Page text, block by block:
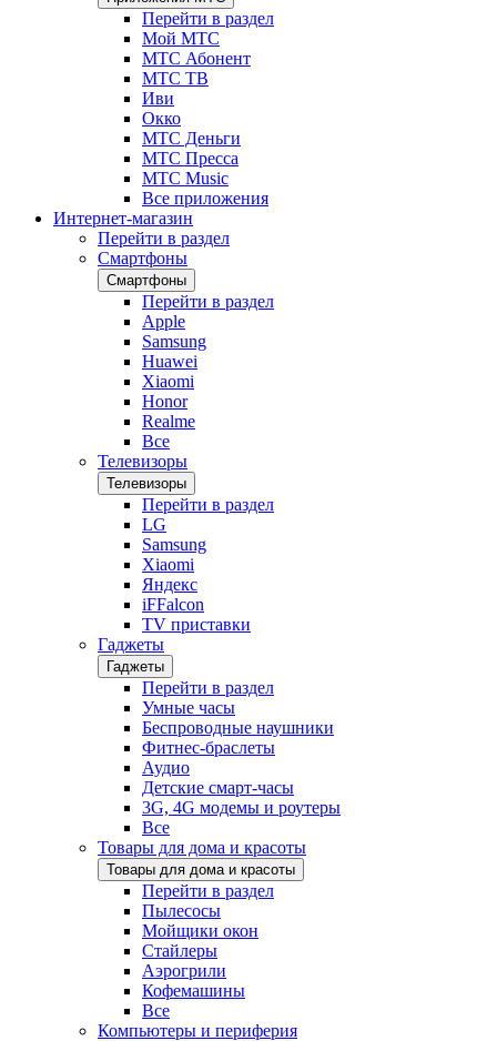
Перейти в раздел
Мой МТС
МТС Абонент
МТС ТВ
Иви
Окко
МТС Деньги
МТС Пресса
МТС Music
Все приложения
Интернет-магазин
Перейти в раздел
Смартфоны
Смартфоны
Перейти в раздел
Apple
Samsung
Huawei
Xiaomi
Honor
Realme
Все
Телевизоры
Телевизоры
Перейти в раздел
LG
Samsung
Xiaomi
Яндекс
iFFalcon
TV приставки
Гаджеты
Гаджеты
Перейти в раздел
Умные часы
Беспроводные наушники
Фитнес-браслеты
Аудио
Детские смарт-часы
3G, 4G модемы и роутеры
Все
Товары для дома и красоты
Товары для дома и красоты
Перейти в раздел
Пылесосы
Мойщики окон
Стайлеры
Аэрогрили
Кофемашины
Все
Компьютеры и периферия